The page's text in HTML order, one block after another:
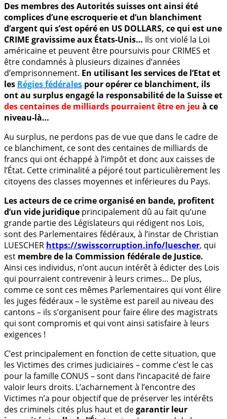
Des membres des Autorités suisses ont ainsi été
complices d’une escroquerie et d’un blanchiment
d’argent qui s’est opéré en US DOLLARS, ce qui est une
CRIME gravissime aux États-Unis… Ils ont violé la Loi
américaine et peuvent être poursuivis pour CRIMES et
être condamnés à plusieurs dizaines d’années
d’emprisonnement. En utilisant les services de l’Etat et
les Régies fédérales pour opérer ce blanchiment, ils
ont au surplus engagé la responsabilité de la Suisse et
des centaines de milliards pourraient être en jeu à ce
niveau-là…
Au surplus, ne perdons pas de vue que dans le cadre de
ce blanchiment, ce sont des centaines de milliards de
francs qui ont échappé à l’impôt et donc aux caisses de
l’État. Cette criminalité a péjoré tout particulièrement les
citoyens des classes moyennes et inférieures du Pays.
Les acteurs de ce crime organisé en bande, profitent
d’un vide juridique principalement dû au fait qu’une
grande partie des Législateurs qui rédigent nos Lois,
sont des Parlementaires fédéraux, à l’instar de Christian
LUESCHER https://swisscorruption.info/luescher, qui
est membre de la Commission fédérale de Justice.
Ainsi ces individus, n’ont aucun intérêt à édicter des Lois
qui pourraient contrevenir à leurs crimes… De plus,
comme ce sont ces mêmes Parlementaires qui vont élire
les juges fédéraux – le système est pareil au niveau des
cantons – ils s’organisent pour faire élire des magistrats
qui sont compromis et qui vont ainsi satisfaire à leurs
exigences !
C’est principalement en fonction de cette situation, que
les Victimes des crimes judiciaires – comme c’est le cas
pour la famille CONUS – sont dans l’incapacité de faire
valoir leurs droits. L’acharnement à l’encontre des
Victimes n’a pour objectif que de préserver les intérêts
des criminels cités plus haut et degarantir leur